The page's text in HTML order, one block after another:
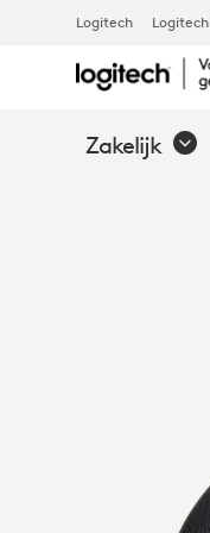
Logitech Logitech
Zakelijk